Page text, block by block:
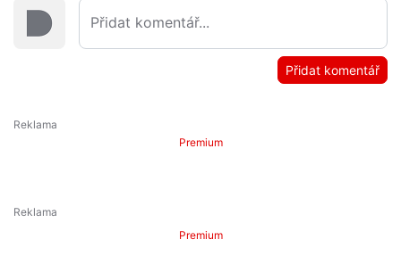
Přidat komentář
Premium
Premium